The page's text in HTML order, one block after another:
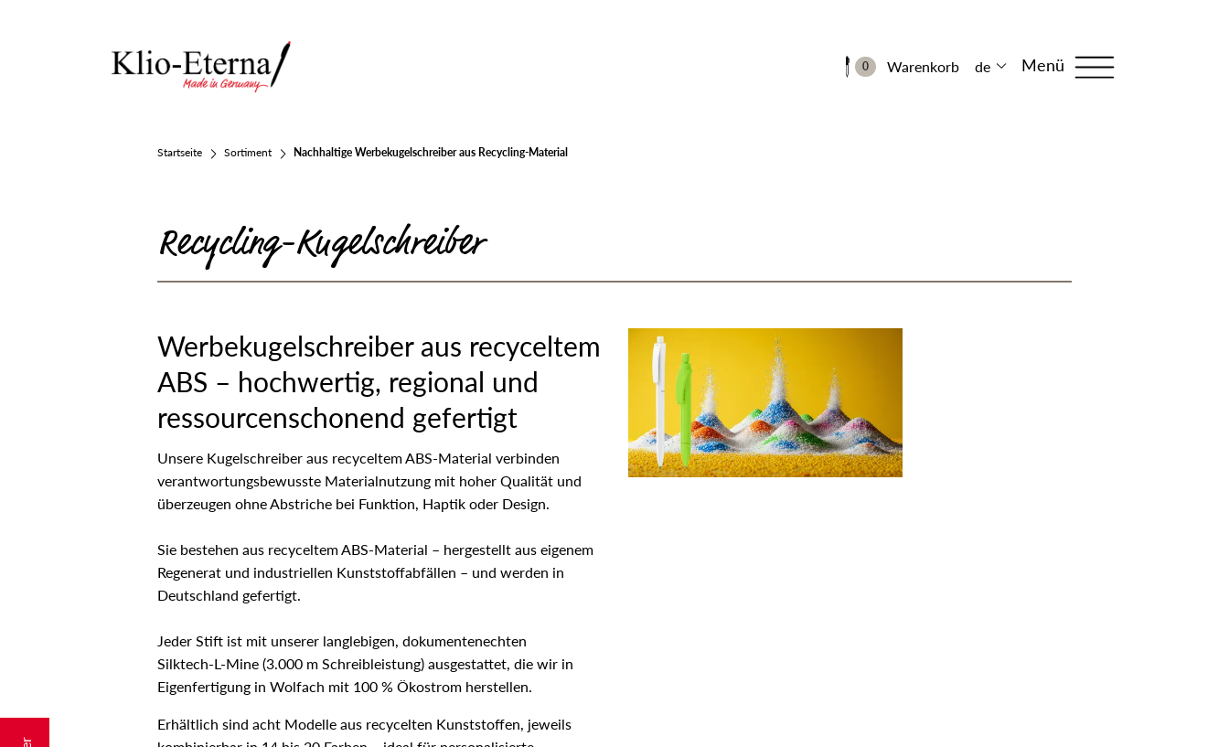
0 Warenkorb de Menü
Startseite Sortiment Nachhaltige Werbekugelschreiber aus Recycling-Material
Recycling-Kugelschreiber
Werbekugelschreiber aus recyceltem
ABS – hochwertig, regional und
ressourcenschonend gefertigt
Unsere Kugelschreiber aus recyceltem ABS-Material verbinden
verantwortungsbewusste Materialnutzung mit hoher Qualität und
überzeugen ohne Abstriche bei Funktion, Haptik oder Design.
Sie bestehen aus recyceltem ABS-Material – hergestellt aus eigenem
Regenerat und industriellen Kunststoffabfällen – und werden in
Deutschland gefertigt.
Jeder Stift ist mit unserer langlebigen, dokumentenechten
Silktech‑L‑Mine (3.000 m Schreibleistung) ausgestattet, die wir in
Eigenfertigung in Wolfach mit 100 % Ökostrom herstellen.
Erhältlich sind acht Modelle aus recycelten Kunststoffen, jeweils